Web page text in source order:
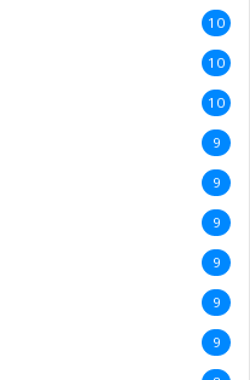
10
10
10
9
9
9
9
9
9